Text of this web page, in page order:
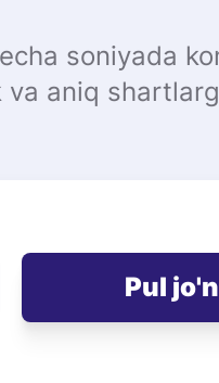
soniyada
aniq
Pul